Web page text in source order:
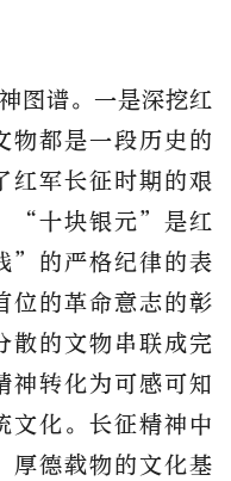
图谱。一是深挖红
物都是一段历史的
军长征时期的艰
“十块银元”是红
”的严格纪律的表
位的革命意志的彰
散的文物串联成完
神转化为可感可知
文化。长征精神中
厚德载物的文化基